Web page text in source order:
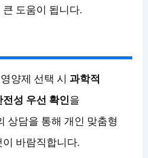
도움이 됩니다.
양제 선택 시과학적
성 우선 확인을
상담을 통해 개인 맞춤형
바람직합니다.